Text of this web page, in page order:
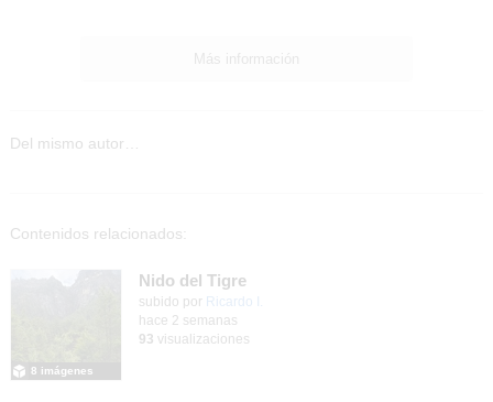
Más información
Del mismo autor…
Contenidos relacionados:
Nido del Tigre
subido por Ricardo I.
8 imágenes
hace 2 semanas
93 visualizaciones